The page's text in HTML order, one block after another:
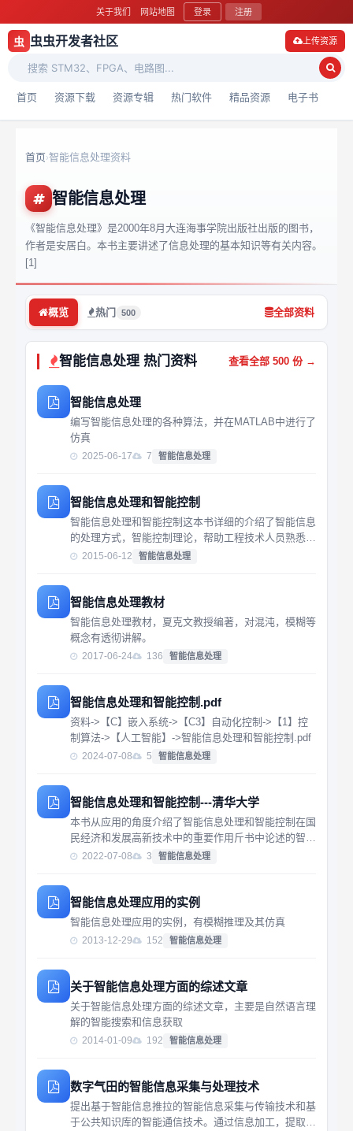
关于我们 网站地图 登录 注册
虫 虫虫开发者社区
首页 资源下载 资源专辑 热门软件 精品资源 电子书
上传资源
首页›智能信息处理资料
智能信息处理
《智能信息处理》是2000年8月大连海事学院出版社出版的图书，
作者是安居白。本书主要讲述了信息处理的基本知识等有关内容。
[1]
概览 热门 500 全部资料
智能信息处理 热门资料 查看全部 500 份 →
智能信息处理
编写智能信息处理的各种算法，并在MATLAB中进行了
仿真
2025-06-17 7 智能信息处理
智能信息处理和智能控制
智能信息处理和智能控制这本书详细的介绍了智能信息
的处理方式，智能控制理论，帮助工程技术人员熟悉只
能信息控制的基本原理，理解智能信控制的方法，为以
2015-06-12 智能信息处理
智能信息处理教材
智能信息处理教材，夏克文教授编著，对混沌，模糊等
概念有透彻讲解。
2017-06-24 136 智能信息处理
智能信息处理和智能控制.pdf
资料->【C】嵌入系统->【C3】自动化控制->【1】控
制算法->【人工智能】->智能信息处理和智能控制.pdf
2024-07-08 5 智能信息处理
智能信息处理和智能控制---清华大学
本书从应用的角度介绍了智能信息处理和智能控制在国
民经济和发展高新技术中的重要作用斤书中论述的智能
技术中的人工神经网络和智能信号处理，反映了近年来
调...
2022-07-08 3 智能信息处理
智能信息处理应用的实例
智能信息处理应用的实例，有模糊推理及其仿真
2013-12-29 152 智能信息处理
关于智能信息处理方面的综述文章
关于智能信息处理方面的综述文章，主要是自然语言理
解的智能搜索和信息获取
2014-01-09 192 智能信息处理
数字气田的智能信息采集与处理技术
提出基于智能信息推拉的智能信息采集与传输技术和基
于公共知识库的智能通信技术。通过信息加工，提取有